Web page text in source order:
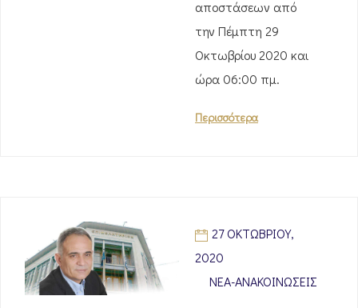
αποστάσεων από
την Πέμπτη 29
Οκτωβρίου 2020 και
ώρα 06:00 πμ.
Περισσότερα
27 ΟΚΤΩΒΡΊΟΥ,
2020
ΝΈΑ-ΑΝΑΚΟΙΝΏΣΕΙΣ